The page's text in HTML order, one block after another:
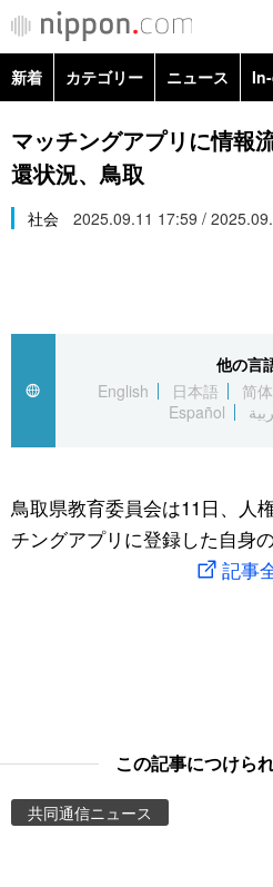
カテゴリー
経済・ビジネス
国際
文化
トップ
アーカイブ
In-depth
Japan Data
動画/Live
新着 カテゴリー ニュース
政治・外交
経済・ビジネス
スポーツ・東京2020
マッチングアプリに情
還状況、鳥取
社会 2025.09.11 17:59 /
他の言
English
日本語 简
Español
鳥取県教育委員会は11日、人
チングアプリに登録した自身
記事
この記事につけら
共同通信ニュース